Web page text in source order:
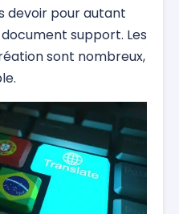
devoir pour autant
support. Les
sont nombreux,